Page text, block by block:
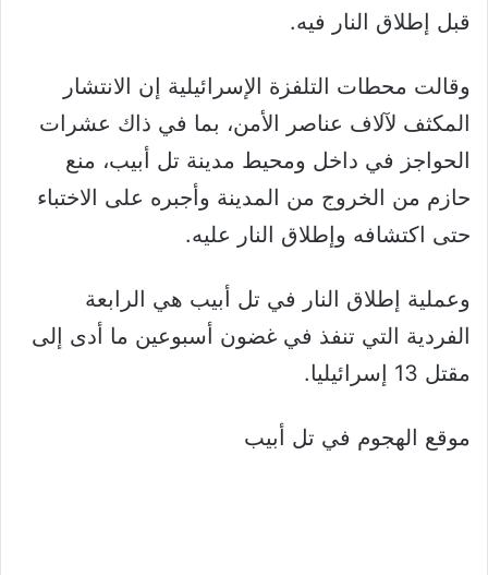
قبل إطلاق النار فيه.
وقالت محطات التلفزة الإسرائيلية إن الانتشار
المكثف لآلاف عناصر الأمن، بما في ذاك عشرات
الحواجز في داخل ومحيط مدينة تل أبيب، منع
حازم من الخروج من المدينة وأجبره على الاختباء
حتى اكتشافه وإطلاق النار عليه.
وعملية إطلاق النار في تل أبيب هي الرابعة
الفردية التي تنفذ في غضون أسبوعين ما أدى إلى
مقتل 13 إسرائيليا.
موقع الهجوم في تل أبيب